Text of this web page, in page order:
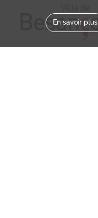
En savoir plus